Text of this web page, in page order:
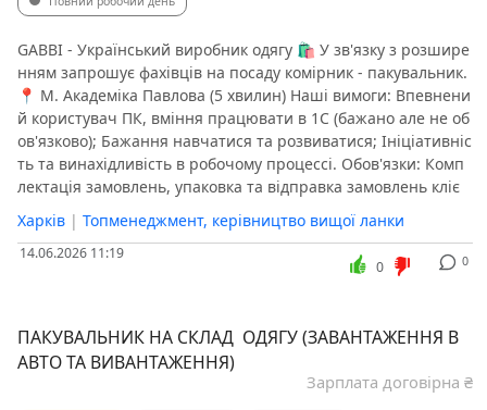
GABBI - Український виробник одягу 🛍 У зв'язку з розшире
нням запрошує фахівців на посаду комірник - пакувальник.
📍 М. Академіка Павлова (5 хвилин) Наші вимоги: Впевнени
й користувач ПК, вміння працювати в 1С (бажано але не об
ов'язково); Бажання навчатися та розвиватися; Ініціативніс
ть та винахідливість в робочому процессі. Обов'язки: Комп
лектація замовлень, упаковка та відправка замовлень кліє
Харків | Топменеджмент, керівництво вищої ланки
14.06.2026 11:19 0
0
ПАКУВАЛЬНИК НА СКЛАД ОДЯГУ (ЗАВАНТАЖЕННЯ В
АВТО ТА ВИВАНТАЖЕННЯ)
Зарплата договірна ₴